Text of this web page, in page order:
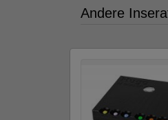
Andere